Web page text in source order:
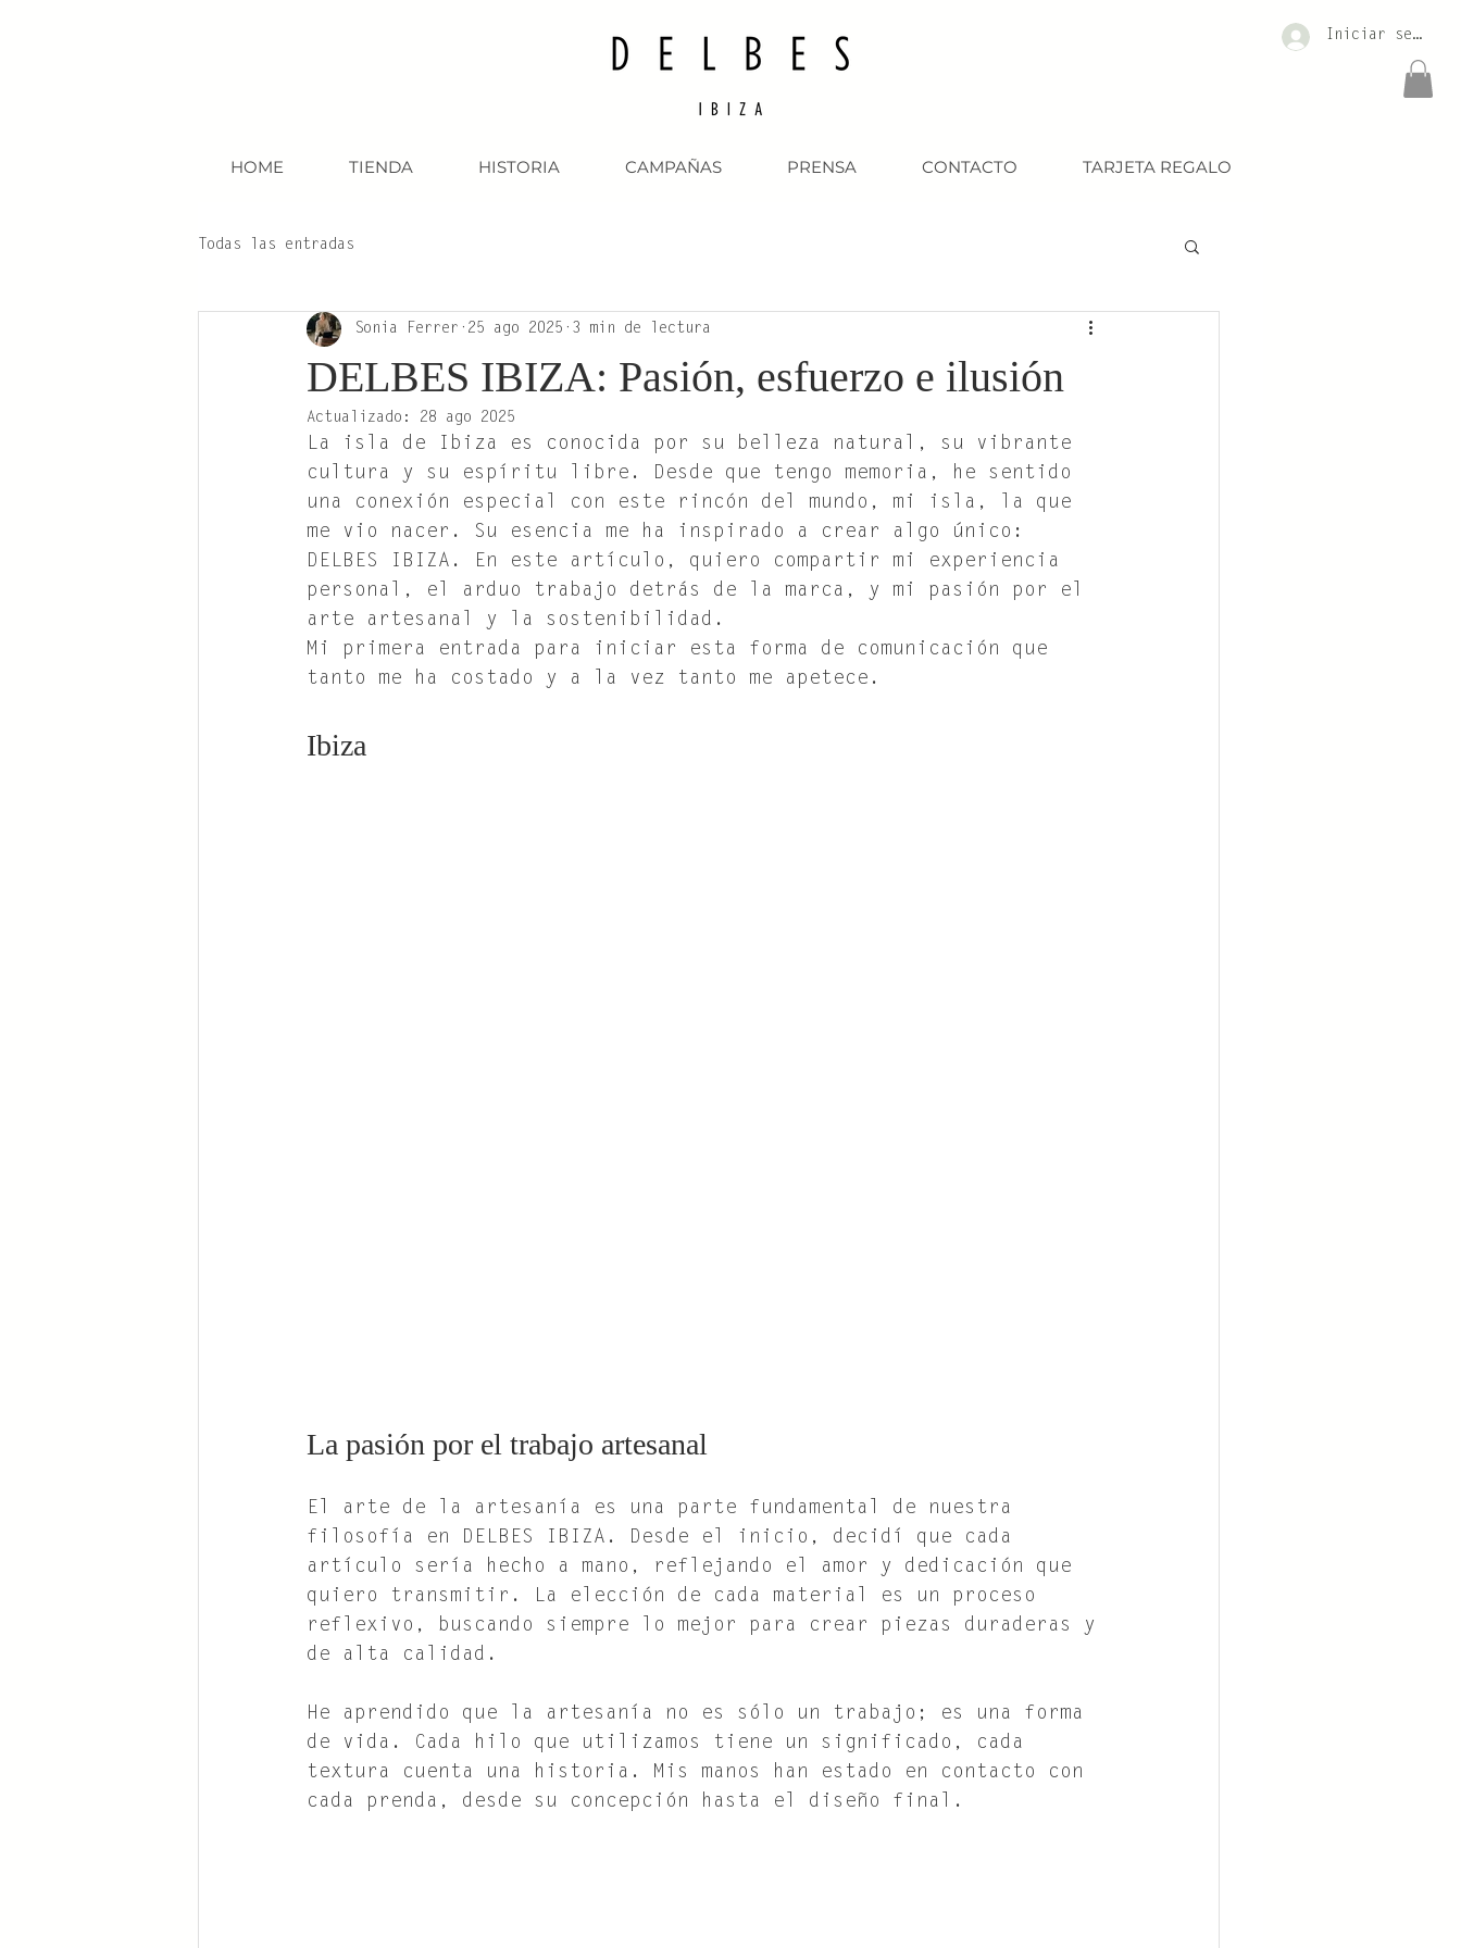
Iniciar sesión
HOME TIENDA HISTORIA CAMPAÑAS PRENSA CONTACTO TARJETA REGALO
Todas las entradas
DELBES IBIZA: Pasión, esfuerzo e ilusión
Sonia Ferrer 25 ago 2025 3 min de lectura
Actualizado: 28 ago 2025
La isla de Ibiza es conocida por su belleza natural, su vibrante
cultura y su espíritu libre. Desde que tengo memoria, he sentido
una conexión especial con este rincón del mundo, mi isla, la que
me vio nacer. Su esencia me ha inspirado a crear algo único:
DELBES IBIZA. En este artículo, quiero compartir mi experiencia
personal, el arduo trabajo detrás de la marca, y mi pasión por el
arte artesanal y la sostenibilidad.
Mi primera entrada para iniciar esta forma de comunicación que
tanto me ha costado y a la vez tanto me apetece.
Ibiza
La pasión por el trabajo artesanal
El arte de la artesanía es una parte fundamental de nuestra
filosofía en DELBES IBIZA. Desde el inicio, decidí que cada
artículo sería hecho a mano, reflejando el amor y dedicación que
quiero transmitir. La elección de cada material es un proceso
reflexivo, buscando siempre lo mejor para crear piezas duraderas y
de alta calidad.
He aprendido que la artesanía no es sólo un trabajo; es una forma
de vida. Cada hilo que utilizamos tiene un significado, cada
textura cuenta una historia. Mis manos han estado en contacto con
cada prenda, desde su concepción hasta el diseño final.